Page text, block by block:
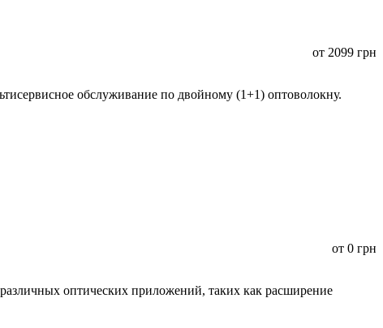
от 2099 грн
обслуживание по двойному (1+1) оптоволокну.
от 0 грн
оптических приложений, таких как расширение